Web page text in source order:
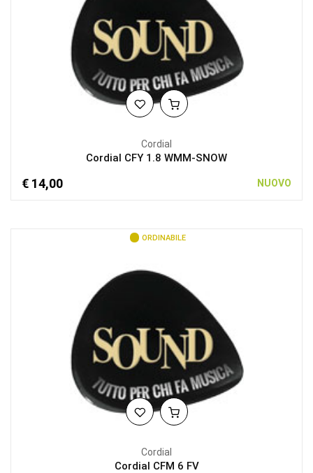
Cordial
Cordial CFY 1.8 WMM-SNOW
€ 14,00 NUOVO
ORDINABILE
Cordial
Cordial CFM 6 FV